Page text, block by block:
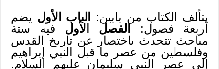
يتألف الكتاب من بابين:
الباب الأول يضم
أربعة فصول:الفصل الأول فيه ستة
مباحث تتحدث باختصار عن تاريخ القدس
وفلسطين من عصر ما قبل النبي إبراهيم
إلى عصر النبي سليمان عليهم السلام.